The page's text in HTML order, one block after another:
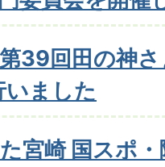
第39回田の神
いました
た宮崎 国スポ